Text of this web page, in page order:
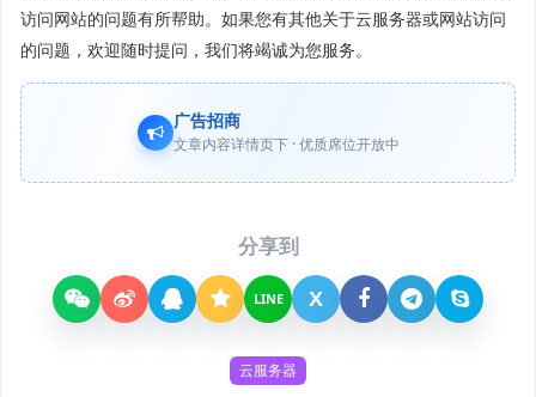
访问网站的问题有所帮助。如果您有其他关于云服务器或网站访问
的问题，欢迎随时提问，我们将竭诚为您服务。
广告招商
文章内容详情页下 · 优质席位开放中
分享到
LINE X
云服务器